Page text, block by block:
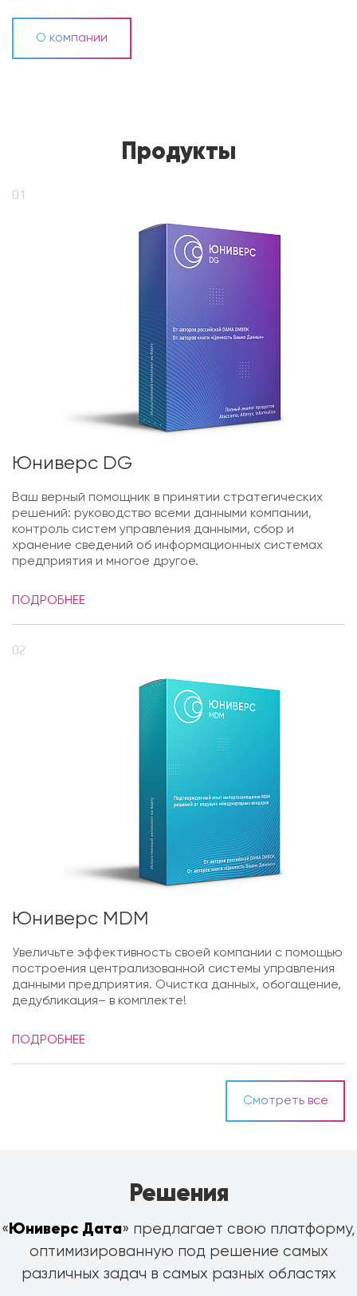
О компании
Продукты
01
Юниверс DG
Ваш верный помощник в принятии стратегических
решений: руководство всеми данными компании,
контроль систем управления данными, сбор и
хранение сведений об информационных системах
предприятия и многое другое.
ПОДРОБНЕЕ
02
Юниверс MDM
Увеличьте эффективность своей компании с помощью
построения централизованной системы управления
данными предприятия. Очистка данных, обогащение,
дедубликация– в комплекте!
ПОДРОБНЕЕ
Смотреть все
Решения
« Юниверс Дата» предлагает свою платформу,
оптимизированную под решение самых
различных задач в самых разных областях